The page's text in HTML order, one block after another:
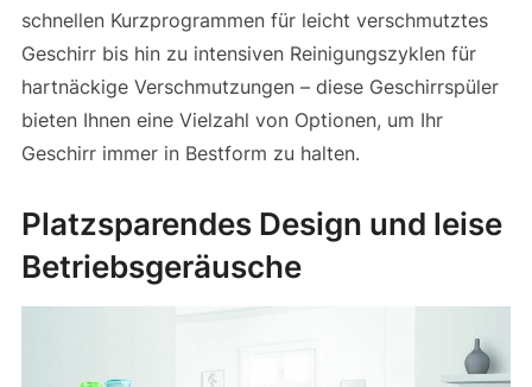
schnellen Kurzprogrammen für leicht verschmutztes
Geschirr bis hin zu intensiven Reinigungszyklen für
hartnäckige Verschmutzungen – diese Geschirrspüler
bieten Ihnen eine Vielzahl von Optionen, um Ihr
Geschirr immer in Bestform zu halten.
Platzsparendes Design und leise
Betriebsgeräusche